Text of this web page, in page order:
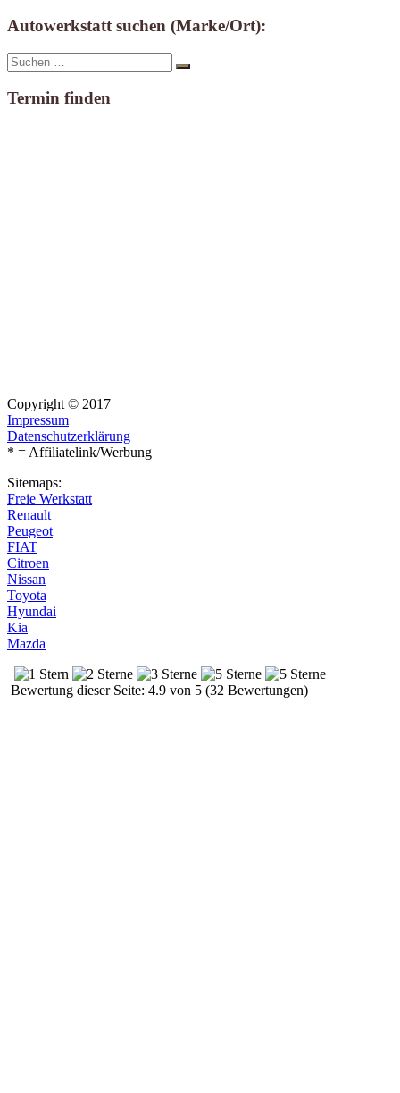
Autowerkstatt suchen (Marke/Ort):
Suche
nach:
Suchen
Termin finden
Copyright © 2017
Impressum
Datenschutzerklärung
* = Affiliatelink/Werbung
Sitemaps:
Freie Werkstatt
Renault
Peugeot
FIAT
Citroen
Nissan
Toyota
Hyundai
Kia
Mazda
Bewertung dieser Seite: 4.9 von 5 (32 Bewertungen)